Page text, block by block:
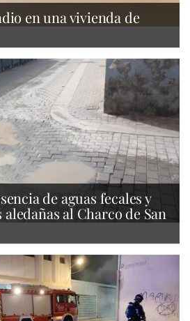
en una vivienda de
de aguas fecales y
al Charco de San